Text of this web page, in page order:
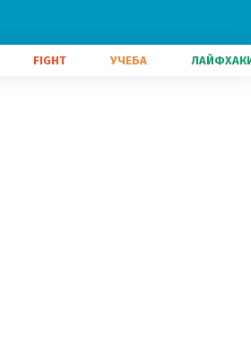
FIGHT УЧЕБА